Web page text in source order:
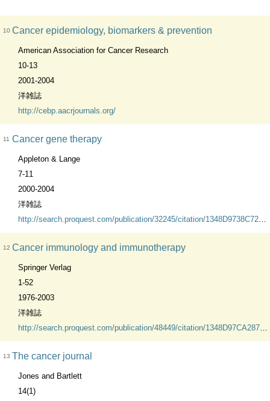
10 Cancer epidemiology, biomarkers & prevention
American Association for Cancer Research
10-13
2001-2004
洋雑誌
http://cebp.aacrjournals.org/
11 Cancer gene therapy
Appleton & Lange
7-11
2000-2004
洋雑誌
http://search.proquest.com/publication/32245/citation/1348D9738C7287703A9/1?accountid=45634
12 Cancer immunology and immunotherapy
Springer Verlag
1-52
1976-2003
洋雑誌
http://search.proquest.com/publication/48449/citation/1348D97CA287B4E0133/1?accountid=45634
13 The cancer journal
Jones and Bartlett
14(1)